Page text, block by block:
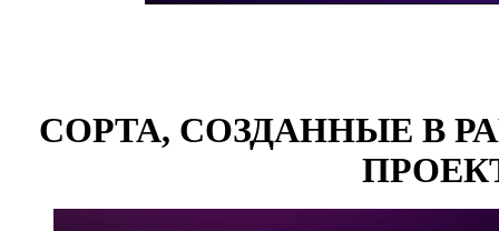
СОРТА, СОЗДАННЫЕ В